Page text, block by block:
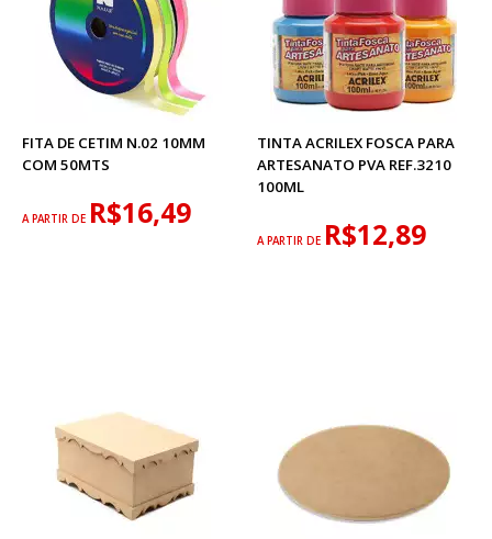
FITA DE CETIM N.02 10MM
COM 50MTS
A PARTIR DE R$16,49
TINTA ACRILEX FOSCA PARA
ARTESANATO PVA REF.3210
100ML
A PARTIR DE R$12,89